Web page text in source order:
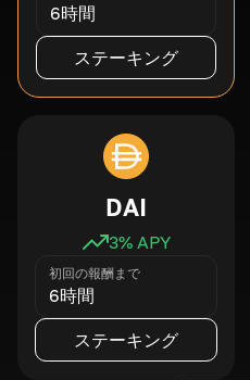
6時間
ステーキング
DAI
3% APY
初回の報酬まで
6時間
ステーキング